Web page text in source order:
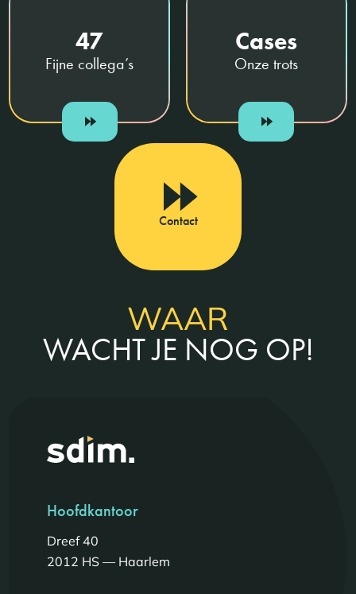
47
Fijne collega’s
Cases
Onze trots
Contact
WAAR
WACHT JE NOG OP!
Hoofdkantoor
Dreef 40
2012 HS — Haarlem